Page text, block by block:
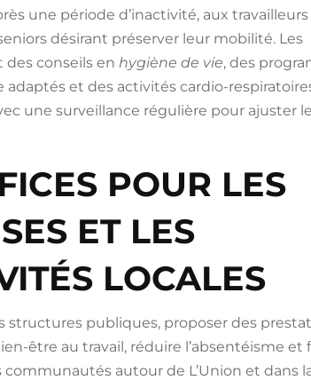
une période d’inactivité, aux
désirant préserver leur mobilité. Les
conseils en hygiène de vie, des
et des activités cardio-
une surveillance régulière pour ajuster
POUR LES
ET LES
LOCALES
structures publiques, proposer des
être au travail, réduire l’absentéisme et
communautés autour de L’Union et dans